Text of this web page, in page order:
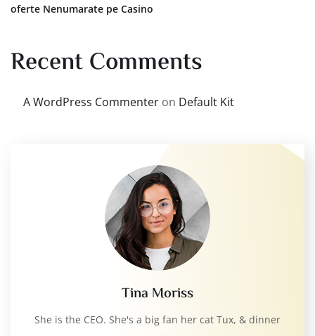
oferte Nenumarate pe Casino
Recent Comments
A WordPress Commenter on Default Kit
Tina Moriss
She is the CEO. She's a big fan her cat Tux, & dinner